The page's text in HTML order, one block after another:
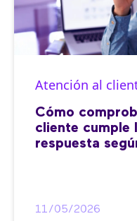
Atención al
Cómo
cliente cumple
respuesta
11/05/2026